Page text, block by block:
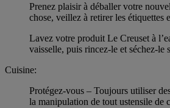
Prenez plaisir à déballer votre
chose, veillez à retirer les étiquettes
Lavez votre produit Le Creuset à
vaisselle, puis rincez-le et séchez-le
Cuisine:
Protégez-vous – Toujours utiliser
la manipulation de tout ustensile de